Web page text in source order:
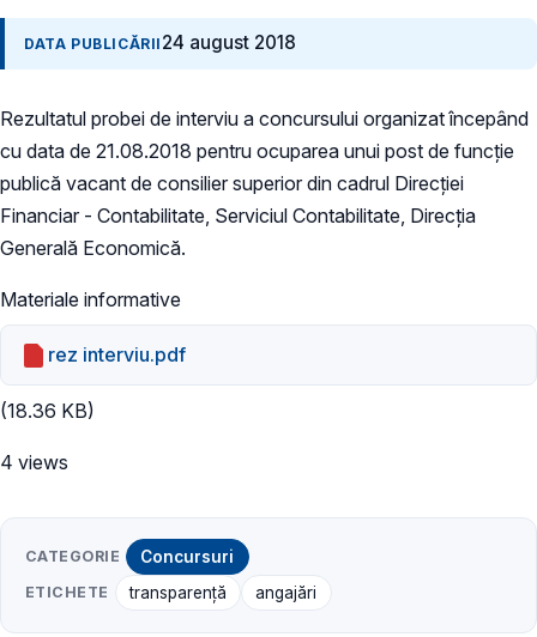
DATA PUBLICĂRII 24 august 2018
Rezultatul probei de interviu a concursului organizat începând
cu data de 21.08.2018 pentru ocuparea unui post de funcție
publică vacant de consilier superior din cadrul Direcției
Financiar - Contabilitate, Serviciul Contabilitate, Direcția
Generală Economică.
Materiale informative
rez interviu.pdf
(18.36 KB)
4 views
CATEGORIE Concursuri
ETICHETE transparenţă angajări